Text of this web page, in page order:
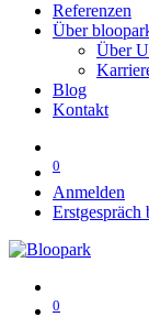
Referenzen
Über
Über
Blog
Kontakt
0
Anmelden
Erstgespräch
0